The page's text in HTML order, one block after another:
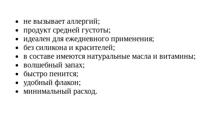
не вызывает аллергий;
продукт средней густоты;
идеален для ежедневного применения;
без силикона и красителей;
в составе имеются натуральные масла и витамины;
волшебный запах;
быстро пенится;
удобный флакон;
минимальный расход.